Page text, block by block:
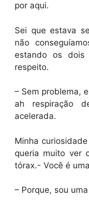
por aqui.
Sei que estava
não
estando os
respeito.
– Sem problema,
ah respiração
acelerada.
Minha
queria muito ver
tórax.- Você é
– Porque, sou